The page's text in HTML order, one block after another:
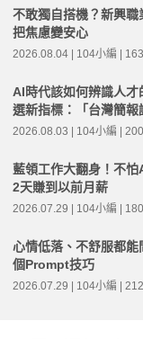
不敢獨自搭機？新興職
把焦慮變安心
2026.08.04 | 104小編 |
AI時代該如何辨識人
選新指標：「台灣簡報
2026.08.03 | 104小編 |
藍領工作大翻身！不
2天賺到以前月薪
2026.07.29 | 104小編 |
心情低落、不舒服都
個Prompt技巧
2026.07.29 | 104小編 |